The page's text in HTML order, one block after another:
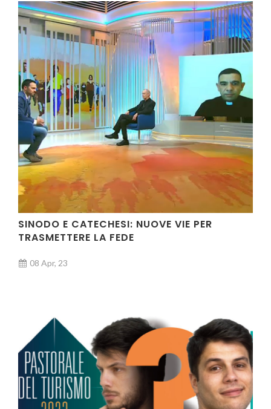
AUDIO E VIDEO, VIDEO
SINODO E CATECHESI: NUOVE VIE PER
TRASMETTERE LA FEDE
08 Apr, 23